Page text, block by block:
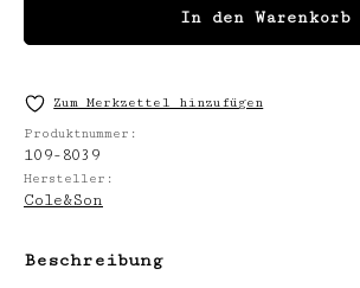
In den Warenkorb
Zum Merkzettel hinzufügen
Produktnummer:
109-8039
Hersteller:
Cole&Son
Beschreibung